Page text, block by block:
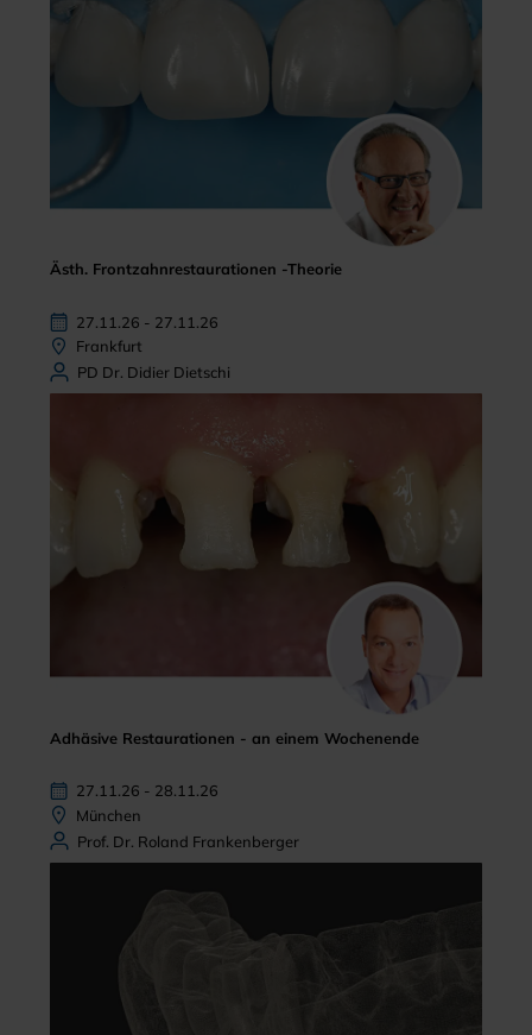
Ästh. Frontzahnrestaurationen -Theorie
27.11.26 - 27.11.26
Frankfurt
PD Dr. Didier Dietschi
Adhäsive Restaurationen - an einem Wochenende
27.11.26 - 28.11.26
München
Prof. Dr. Roland Frankenberger